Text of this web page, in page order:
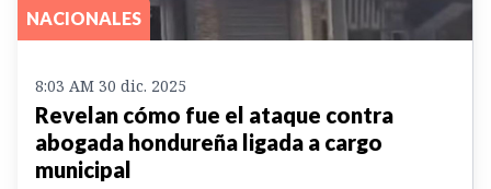
NACIONALES
8:03 AM 30 dic. 2025
Revelan cómo fue el ataque contra
abogada hondureña ligada a cargo
municipal